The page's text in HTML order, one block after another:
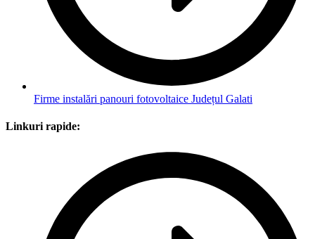
Firme instalări panouri fotovoltaice Județul Galati
Linkuri rapide: